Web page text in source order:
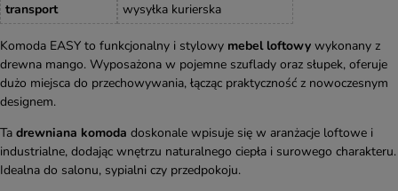
transport wysyłka kurierska
Komoda EASY to funkcjonalny i stylowy mebel loftowy wykonany z
drewna mango. Wyposażona w pojemne szuflady oraz słupek, oferuje
dużo miejsca do przechowywania, łącząc praktyczność z nowoczesnym
designem.
Ta drewniana komoda doskonale wpisuje się w aranżacje loftowe i
industrialne, dodając wnętrzu naturalnego ciepła i surowego charakteru.
Idealna do salonu, sypialni czy przedpokoju.